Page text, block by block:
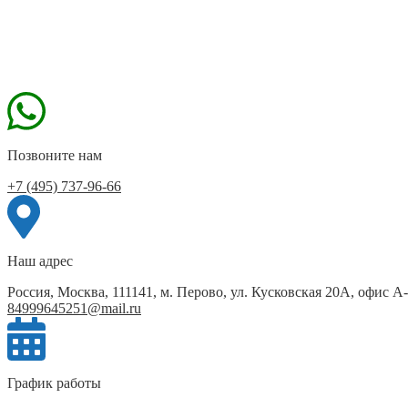
Позвоните нам
+7 (495) 737-96-66
Наш адрес
Россия, Москва, 111141, м. Перово, ул. Кусковская 20А, офис
84999645251@mail.ru
График работы